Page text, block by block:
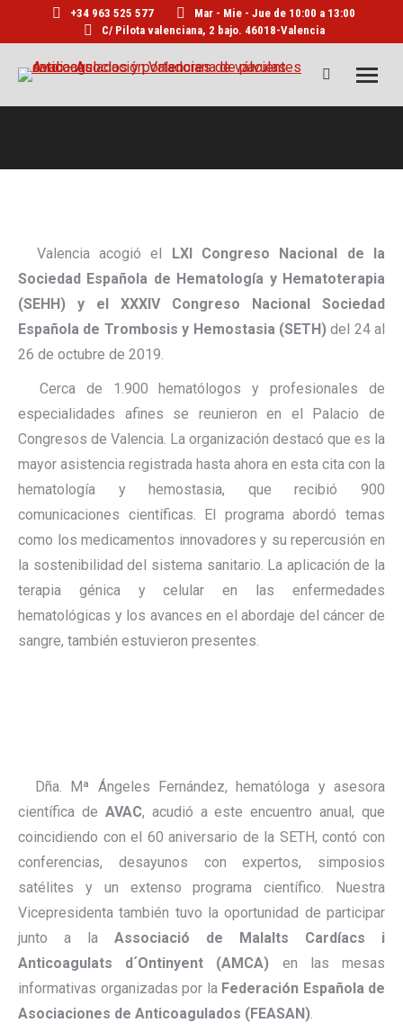
+34 963 525 577
Mar - Mie - Jue de 10:00 a 13:00
C/ Pilota valenciana, 2 bajo. 46018-Valencia
Buscar:
Valencia acogió el LXI Congreso Nacional de la
Sociedad Española de Hematología y Hematoterapia
(SEHH) y el XXXIV Congreso Nacional Sociedad
Española de Trombosis y Hemostasia (SETH)del 24 al
26 de octubre de 2019.
Cerca de 1.900 hematólogos y profesionales de
especialidades afines se reunieron en el Palacio de
Congresos de Valencia. La organización destacó que es la
mayor asistencia registrada hasta ahora en esta cita con la
hematología y hemostasia, que recibió 900
comunicaciones científicas. El programa abordó temas
como los medicamentos innovadores y su repercusión en
la sostenibilidad del sistema sanitario. La aplicación de la
terapia génica y celular en las enfermedades
hematológicas y los avances en el abordaje del cáncer de
sangre, también estuvieron presentes.
Dña. Mª Ángeles Fernández, hematóloga y asesora
científica de AVAC, acudió a este encuentro anual, que
coincidiendo con el 60 aniversario de la SETH, contó con
conferencias, desayunos con expertos, simposios
satélites y un extenso programa científico. Nuestra
Vicepresidenta también tuvo la oportunidad de participar
junto a la Associació de Malalts Cardíacs i
Anticoagulats d´Ontinyent (AMCA) en las mesas
informativas organizadas por laFederación Española de
Asociaciones de Anticoagulados (FEASAN).